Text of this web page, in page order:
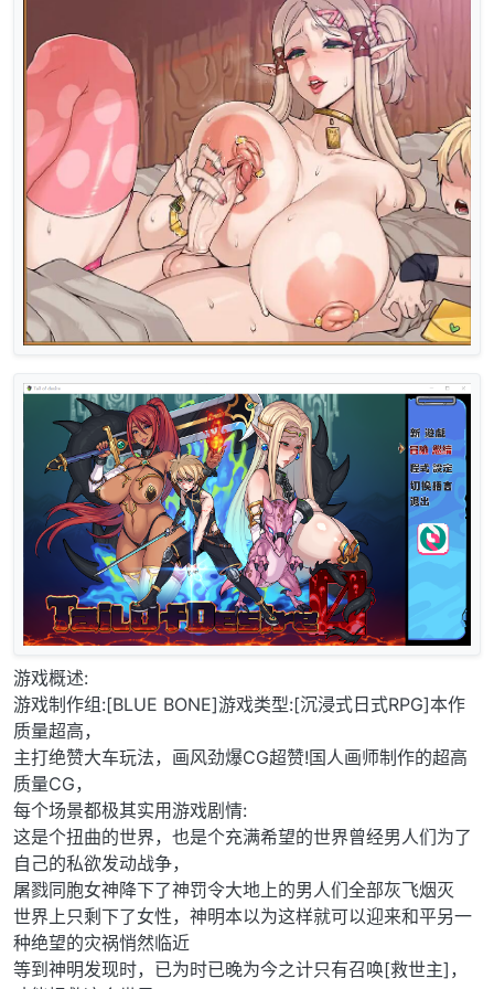
游戏概述:
游戏制作组:[BLUE BONE]游戏类型:[沉浸式日式RPG]本作
质量超高，
主打绝赞大车玩法，画风劲爆CG超赞!国人画师制作的超高
质量CG，
每个场景都极其实用游戏剧情:
这是个扭曲的世界，也是个充满希望的世界曾经男人们为了
自己的私欲发动战争，
屠戮同胞女神降下了神罚令大地上的男人们全部灰飞烟灭
世界上只剩下了女性，神明本以为这样就可以迎来和平另一
种绝望的灾祸悄然临近
等到神明发现时，已为时已晚为今之计只有召唤[救世主]，